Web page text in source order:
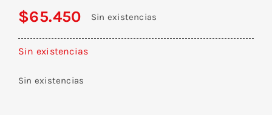
$65.450 Sin existencias
Sin existencias
Sin existencias